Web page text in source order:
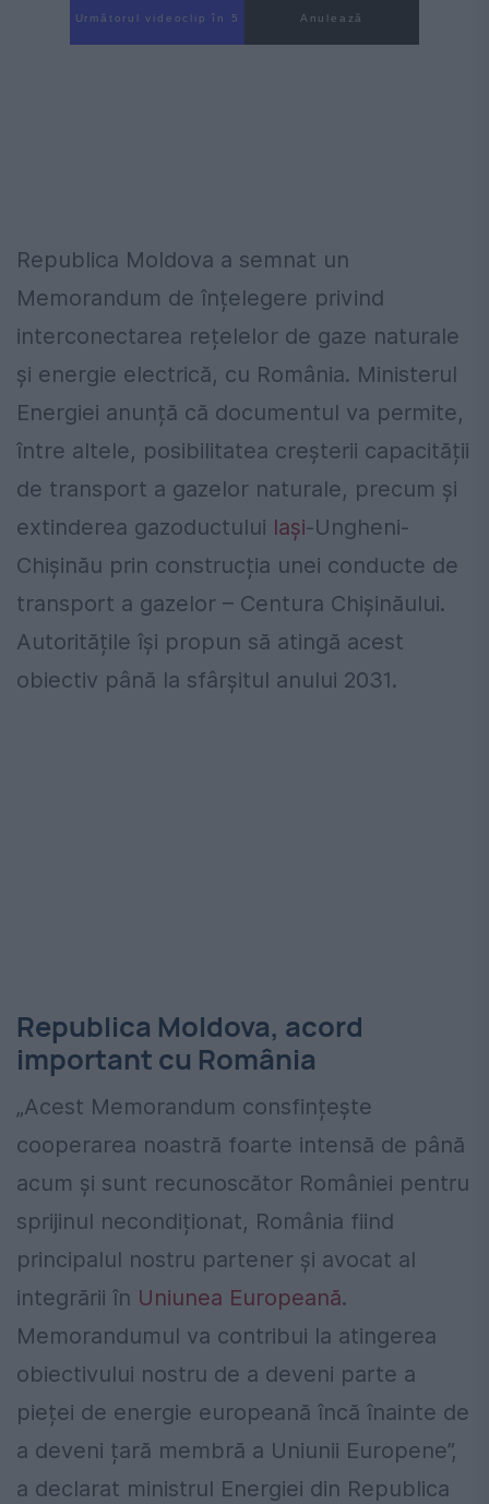
Următorul videoclip în 3 Anulează
Republica Moldova a semnat un
Memorandum de înțelegere privind
interconectarea rețelelor de gaze naturale
și energie electrică, cu România. Ministerul
Energiei anunță că documentul va permite,
între altele, posibilitatea creșterii capacității
de transport a gazelor naturale, precum și
extinderea gazoductului Iași-Ungheni-
Chișinău prin construcția unei conducte de
transport a gazelor – Centura Chișinăului.
Autoritățile își propun să atingă acest
obiectiv până la sfârșitul anului 2031.
Republica Moldova, acord
important cu România
„Acest Memorandum consfințește
cooperarea noastră foarte intensă de până
acum și sunt recunoscător României pentru
sprijinul necondiționat, România fiind
principalul nostru partener și avocat al
integrării în Uniunea Europeană.
Memorandumul va contribui la atingerea
obiectivului nostru de a deveni parte a
pieței de energie europeană încă înainte de
a deveni țară membră a Uniunii Europene”,
a declarat ministrul Energiei din Republica